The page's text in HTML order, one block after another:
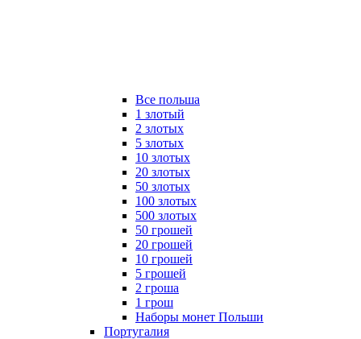
Все польша
1 злотый
2 злотых
5 злотых
10 злотых
20 злотых
50 злотых
100 злотых
500 злотых
50 грошей
20 грошей
10 грошей
5 грошей
2 гроша
1 грош
Наборы монет Польши
Португалия